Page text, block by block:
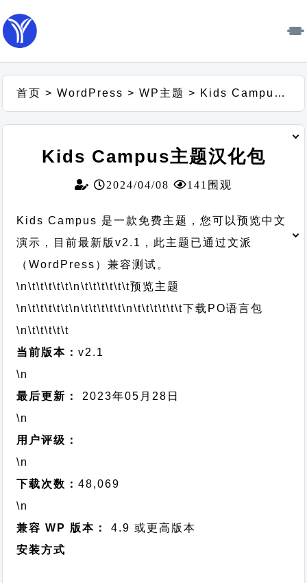
首页 >WordPress >WP主题 > Kids Campus主题汉化包
Kids Campus主题汉化包
2024/04/08 141围观
Kids Campus 是一款免费主题，您可以预览中文
演示，目前最新版v2.1，此主题已通过文派
（WordPress）兼容测试。
\n\t\t\t\t\t\n\t\t\t\t\t\t预览主题
\n\t\t\t\t\t\n\t\t\t\t\t\n\t\t\t\t\t\t下载PO语言包
\n\t\t\t\t\t
当前版本：v2.1
\n
最后更新：
2023年05月28日
\n
用户评级：
\n
下载次数：48,069
\n
兼容 WP 版本：
4.9 或更高版本
安装方式